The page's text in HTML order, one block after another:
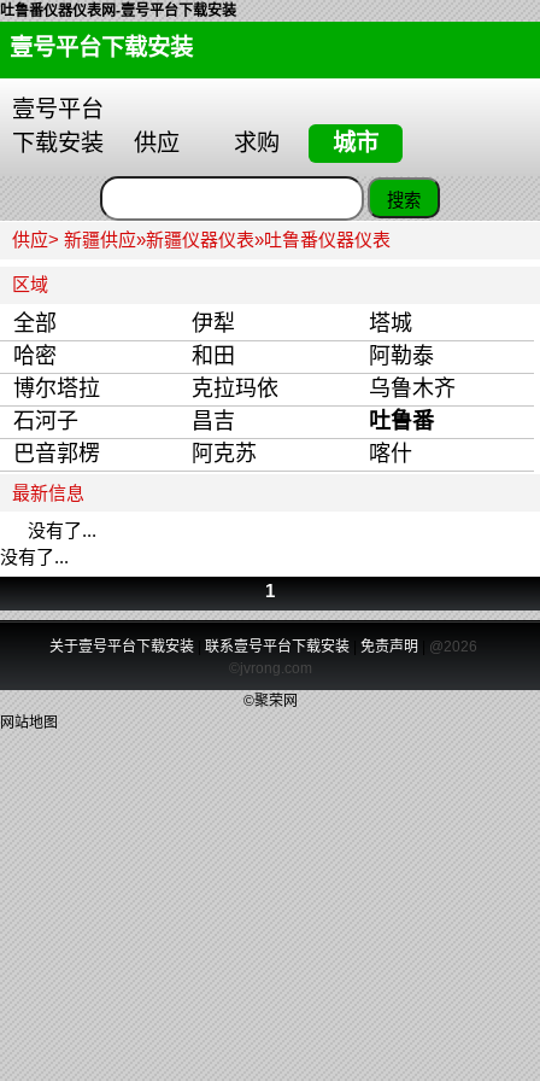
吐鲁番仪器仪表网-壹号平台下载安装
壹号平台下载安装
壹号平台
下载安装
供应 求购 城市
供应> 新疆供应»新疆仪器仪表»吐鲁番仪器仪表
区域
全部 伊犁
塔城
哈密
和田
阿勒泰
博尔塔拉
克拉玛依
乌鲁木齐
石河子
昌吉
吐鲁番
巴音郭楞
阿克苏 喀什
最新信息
没有了...
没有了...
1
关于壹号平台下载安装 联系壹号平台下载安装| 免责声明
@2026
©jvrong.com
©聚荣网
网站地图